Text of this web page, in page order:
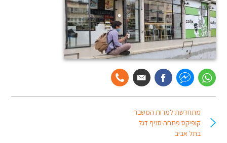
מתחדשת למרות המשבר:
קופיקס פתחה סניף דגל
בתל אביב